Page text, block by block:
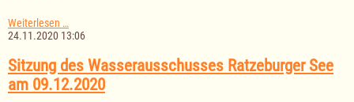
Weiterlesen …Sitzung
des
des
Amtes
Lauenburgische
24.11.2020 13:06
Sitzung des Wasserausschusses Ratzeburger See
am 09.12.2020